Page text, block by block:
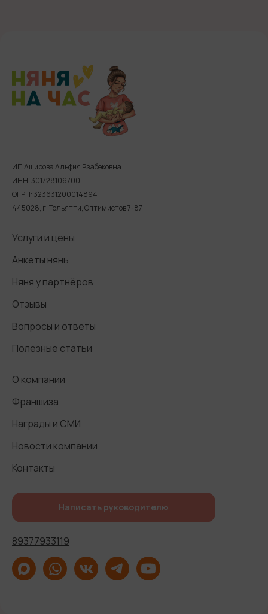
ИП Аширова Альфия Рзабековна
ИНН: 301728106700
ОГРН: 323631200014894
445028, г. Тольятти, Оптимистов 7-87
Услуги и цены
Анкеты нянь
Няня у партнёров
Отзывы
Вопросы и ответы
Полезные статьи
О компании
Франшиза
Награды и СМИ
Новости компании
Контакты
Написать руководителю
89377933119